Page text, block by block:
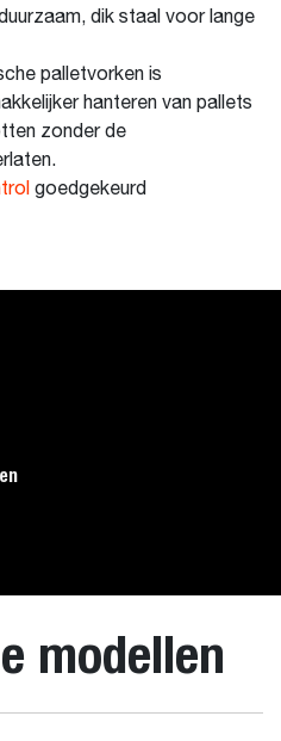
dik staal voor lange
palletvorken is
hanteren van pallets
zonder de
goedgekeurd
modellen